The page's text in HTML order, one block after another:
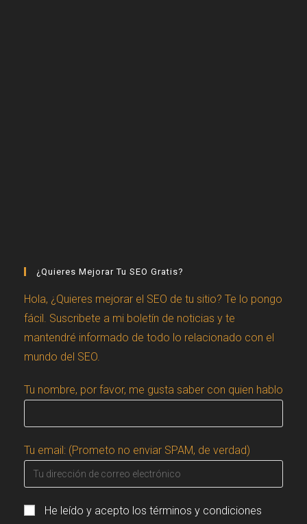
¿Quieres Mejorar Tu SEO Gratis?
Hola, ¿Quieres mejorar el SEO de tu sitio? Te lo pongo
fácil. Suscribete a mi boletín de noticias y te
mantendré informado de todo lo relacionado con el
mundo del SEO.
Tu nombre, por favor, me gusta saber con quien hablo
Tu email: (Prometo no enviar SPAM, de verdad)
He leído y acepto los términos y condiciones